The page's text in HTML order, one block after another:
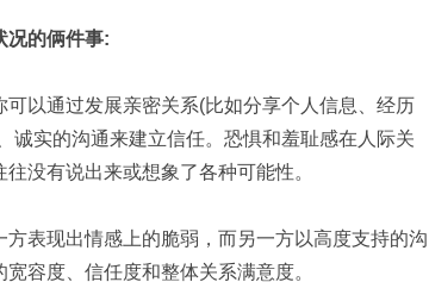
况的俩件事:
可以通过发展亲密关系(比如分享个人信息、经历
诚实的沟通来建立信任。恐惧和羞耻感在人际关
没有说出来或想象了各种可能性。
方表现出情感上的脆弱，而另一方以高度支持的沟
容度、信任度和整体关系满意度。